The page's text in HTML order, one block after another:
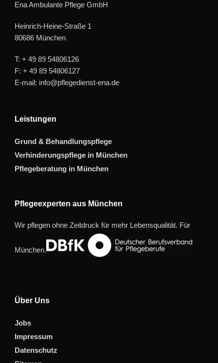
Ena Ambulante Pflege GmbH
Heinrich-Heine-Straße 1
80686 München
T: + 49 89 54806126
F: + 49 89 54806127
E-mail: info@pflegedienst-ena.de
Leistungen
Grund & Behandlungspflege
Verhinderungspflege in München
Pflegeberatung in München
Pflegeexperten aus München
Wir pflegen ohne Zeitdruck für mehr Lebensqualität. Für
München.
Über Uns
Jobs
Impressum
Datenschutz